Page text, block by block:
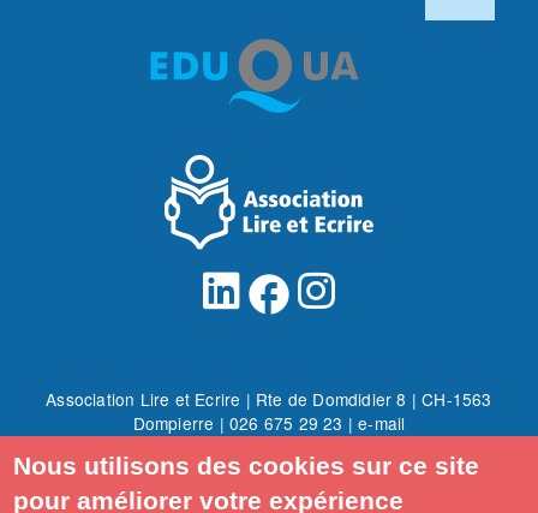
Nous utilisons des cookies sur ce site
pour améliorer votre expérience
facebook
Association Lire et Ecrire | Rte de Domdidier 8 | CH-1563
Dompierre | 026 675 29 23 |e-mail
Conditions générales
Politique de confidentialité